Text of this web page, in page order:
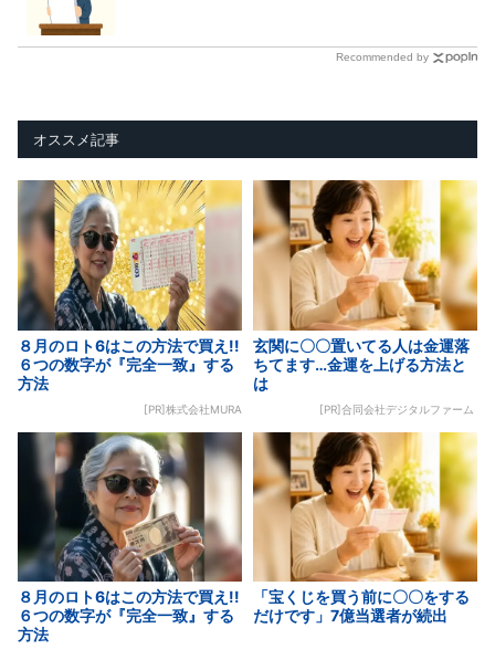
Recommended by
オススメ記事
８月のロト6はこの方法で買え!!
６つの数字が『完全一致』する
方法
[PR]株式会社MURA
玄関に〇〇置いてる人は金運落
ちてます…金運を上げる方法と
は
[PR]合同会社デジタルファーム
８月のロト6はこの方法で買え!!
６つの数字が『完全一致』する
方法
「宝くじを買う前に〇〇をする
だけです」7億当選者が続出